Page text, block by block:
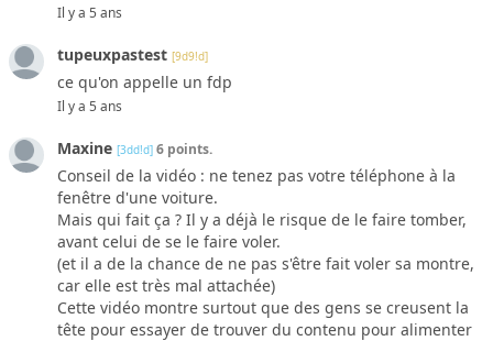
Il y a 5 ans
tupeuxpastest [9d9!d]
ce qu'on appelle un fdp
Il y a 5 ans
Maxine [3dd!d] 6 points.
Conseil de la vidéo : ne tenez pas votre téléphone à la
fenêtre d'une voiture.
Mais qui fait ça ? Il y a déjà le risque de le faire tomber,
avant celui de se le faire voler.
(et il a de la chance de ne pas s'être fait voler sa montre,
car elle est très mal attachée)
Cette vidéo montre surtout que des gens se creusent la
tête pour essayer de trouver du contenu pour alimenter